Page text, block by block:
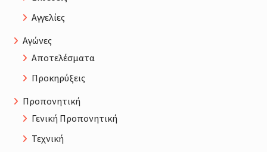
Αγγελίες
Αγώνες
Αποτελέσματα
Προκηρύξεις
Προπονητική
Γενική Προπονητική
Τεχνική